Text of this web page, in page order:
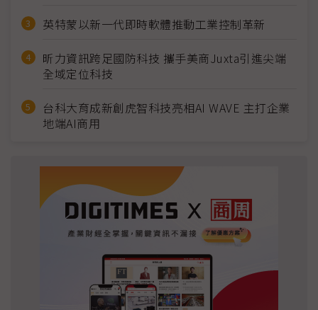
英特蒙以新一代即時軟體推動工業控制革新
昕力資訊跨足國防科技 攜手美商Juxta引進尖端
全域定位科技
台科大育成新創虎智科技亮相AI WAVE 主打企業
地端AI商用